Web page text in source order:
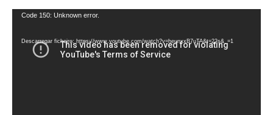
Reprodutor
vídeo
Code 150: Unknown error.
Descarregar ficheiro: https://www.youtube.com/watch?v=heunxxB7uTA&t=22s&_=1